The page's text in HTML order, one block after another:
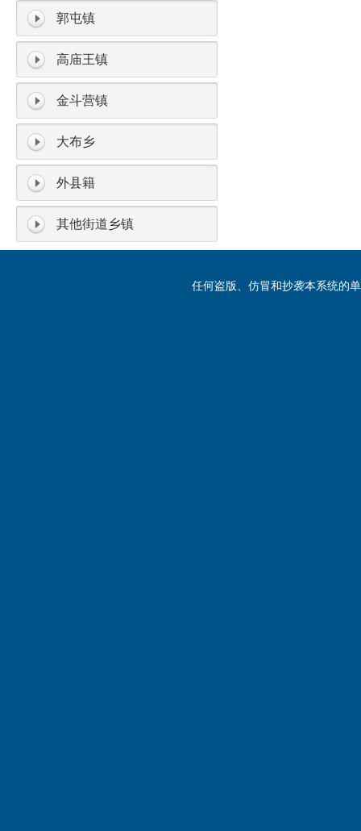
郭屯镇
高庙王镇
金斗营镇
大布乡
外县籍
其他街道乡镇
任何盗版、仿冒和抄袭本系统的